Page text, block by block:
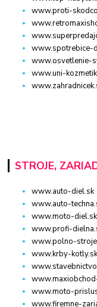
www.proti-
www.spotrebice-
www.osvetlenie-
www.uni-
STROJE,
www.auto-diel.sk
www.auto-
www.moto-diel.sk
www.profi-
www.polno-
www.krby-
www.moto-
www.firemne-